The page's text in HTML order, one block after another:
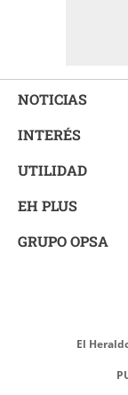
NOTICIAS
INTERÉS
UTILIDAD
EH PLUS
GRUPO OPSA
El